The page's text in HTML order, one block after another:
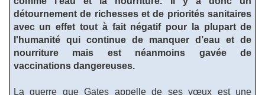
détournement de richesses et de priorités sanitaires
avec un effet tout à fait négatif pour la plupart de
l'humanité qui continue de manquer d’eau et de
nourriture mais est néanmoins gavée de
vaccinations dangereuses.
La guerre que Gates appelle de ses vœux est une